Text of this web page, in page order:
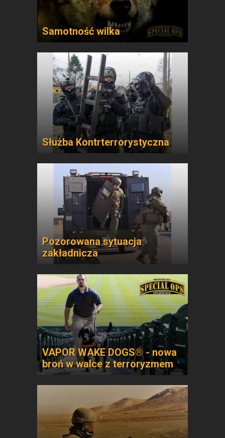
Samotność wilka
Służba Kontrterrorystyczna
Pozorowana sytuacja
zakładnicza
VAPOR WAKE DOGS® - nowa
broń w walce z terroryzmem